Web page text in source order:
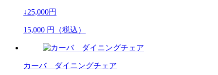
↓25,000円
15,000 円（税込）
カーバ ダイニングチェア